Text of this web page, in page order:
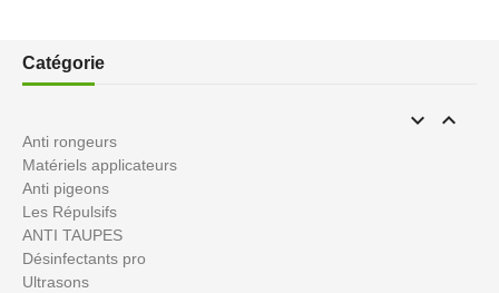
Catégorie
 
Anti rongeurs
Matériels applicateurs
Anti pigeons
Les Répulsifs
ANTI TAUPES
Désinfectants pro
Ultrasons